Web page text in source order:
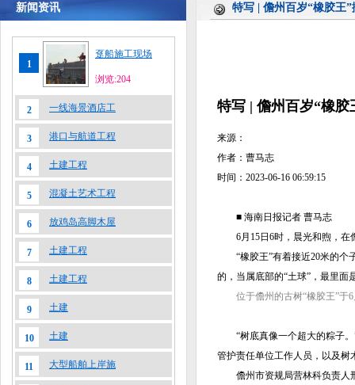
新闻资讯 特写 | 儋州百岁“橡胶王”
1
趸船施工现场
浏览:204
2 一线海景酒店工
3 港口与航道工程
4 土建工程
5 混凝土艺术工程
6 放鸡岛高脚木屋
7 土建工程
8 土建工程
9 土建
10 土建
11 大型船舶上岸施
特写 | 儋州百岁“橡胶
来源：
作者：曹马志
时间：2023-06-16 06:59:15
■ 海南日报记者 曹马志
6月15日6时，晨光和煦，在儋
“橡胶王”有着接近20米的个子
的，当属底部的“土球”，最里
位于儋州的古树“橡胶王”于6
“树底真像一个超大的粽子。”
管护责任单位工作人员，以及树
儋州市资规局营林科负责人邢